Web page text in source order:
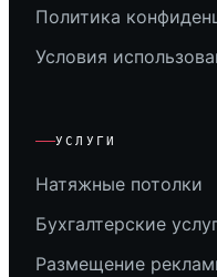
Политика
Условия
УСЛУГИ
Натяжные потолки
Бухгалтерские
Размещение